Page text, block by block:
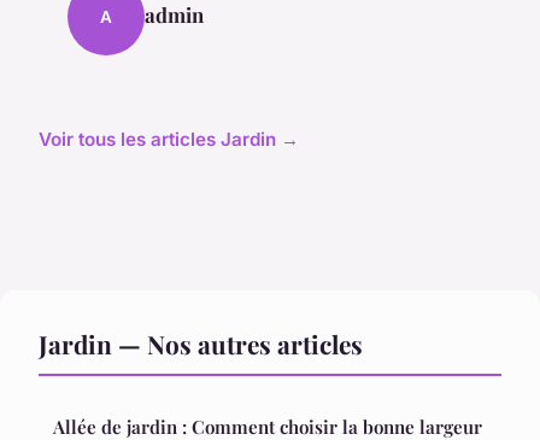
A admin
Voir tous les articles Jardin →
Jardin — Nos autres articles
Allée de jardin : Comment choisir la bonne largeur